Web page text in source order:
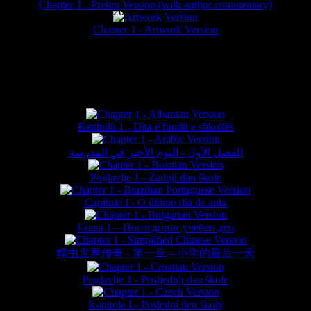
Chapter 1 - Prelim Version (with author commentary)
Chapter 1 - Artwork Version
Kapitulli 1 - Dita e fundit e shkollës
الفصل الأول - اليوم الأخير في المدرسة
Poglavlje 1 - Zadnji dan škole
Capítulo I - O último dia de aula
Глава 1 – Последният учебен ден
蠕虫世界传奇 - 第一章 – 小学的最后一天
Poglavlje 1 - Posljednji dan škole
Kapitola I - Poslední den školy
website © Daniel Lieske 2026 - Wormworld® is a registered